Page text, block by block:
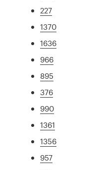
227
1370
1636
966
895
376
990
1361
1356
957